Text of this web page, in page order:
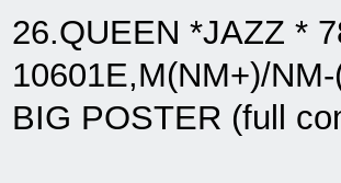
26.QUEEN *JAZZ *
10601E,M(NM+)/
BIG POSTER (full